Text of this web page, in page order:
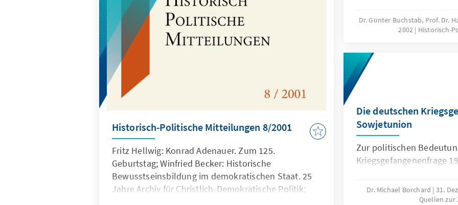
Konrad Adenauers
Bevölkerung; Franz
Wirsching: Die mediale
und die „Wende“ von
Küsters: Mit
Mauerfall beitrug; Die
Dr. Günter Buchstab, Prof. Dr.
2002
Historisch-
Historisch-Politische Mitteilungen 8/2001
Fritz Hellwig: Konrad Adenauer. Zum 125.
Geburtstag; Winfried Becker: Historische
Bewusstseinsbildung im demokratischen Staat. 25
Jahre Archiv für Christlich-Demokratische Politik;
Die deutschen
Sowjetunion
Zur politischen
Kriegsgefangenenfrage
Dr. Michael Borchard 31.
Quellen zur